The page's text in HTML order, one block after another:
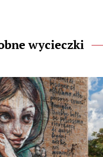
wycieczki